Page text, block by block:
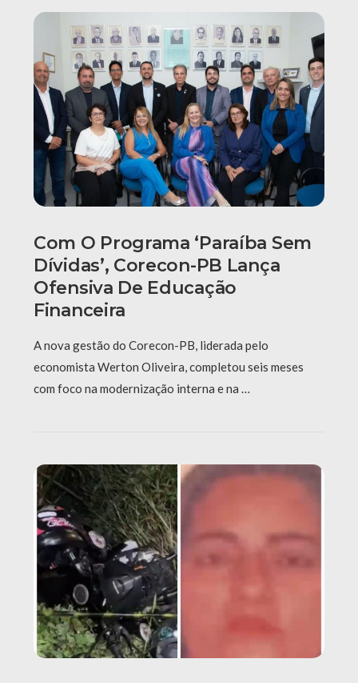
Com O Programa ‘Paraíba Sem
Dívidas’, Corecon-PB Lança
Ofensiva De Educação
Financeira
A nova gestão do Corecon-PB, liderada pelo
economista Werton Oliveira, completou seis meses
com foco na modernização interna e na …